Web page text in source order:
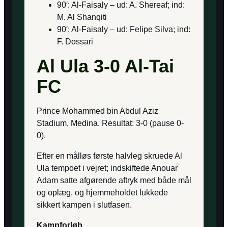
90′: Al-Faisaly – ud: A. Shereaf; ind:
M. Al Shanqiti
90′: Al-Faisaly – ud: Felipe Silva; ind:
F. Dossari
Al Ula 3-0 Al-Tai
FC
Prince Mohammed bin Abdul Aziz
Stadium, Medina. Resultat: 3-0 (pause 0-
0).
Efter en målløs første halvleg skruede Al
Ula tempoet i vejret; indskiftede Anouar
Adam satte afgørende aftryk med både mål
og oplæg, og hjemmeholdet lukkede
sikkert kampen i slutfasen.